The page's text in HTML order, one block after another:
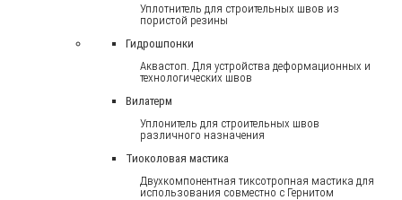
Уплотнитель для строительных швов из
пористой резины
Гидрошпонки
Аквастоп. Для устройства деформационных и
технологических швов
Вилатерм
Уплонитель для строительных швов
различного назначения
Тиоколовая мастика
Двухкомпонентная тиксотропная мастика для
использования совместно с Гернитом